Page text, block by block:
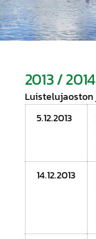
2013 / 2014
5.12.2013
14.12.2013